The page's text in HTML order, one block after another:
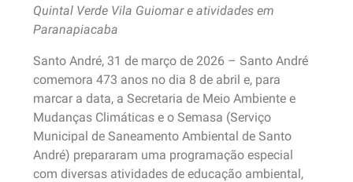
Quintal Verde Vila Guiomar e atividades em
Paranapiacaba
Santo André, 31 de março de 2026 – Santo André
comemora 473 anos no dia 8 de abril e, para
marcar a data, a Secretaria de Meio Ambiente e
Mudanças Climáticas e o Semasa (Serviço
Municipal de Saneamento Ambiental de Santo
André) prepararam uma programação especial
com diversas atividades de educação ambiental,